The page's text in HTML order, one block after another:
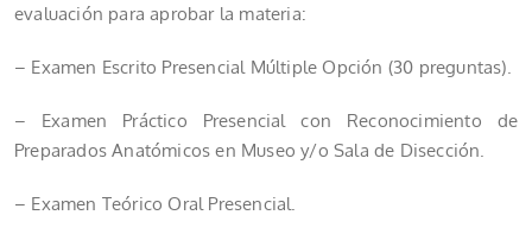
evaluación para aprobar la materia:
– Examen Escrito Presencial Múltiple Opción (30 preguntas).
– Examen Práctico Presencial con Reconocimiento de
Preparados Anatómicos en Museo y/o Sala de Disección.
– Examen Teórico Oral Presencial.